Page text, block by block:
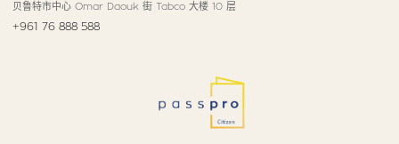
贝鲁特市中心 Omar Daouk 街 Tabco 大楼 10 层
+961 76 888 588